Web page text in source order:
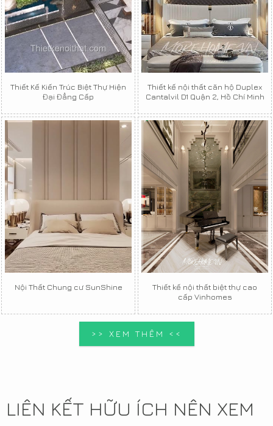
Thiết Kế Kiến Trúc Biệt Thự Hiện
Đại Đẳng Cấp
Thiết kế nội thất căn hộ Duplex
Cantalvil D1 Quận 2, Hồ Chí Minh
Nội Thất Chung cư SunShine
Thiết kế nội thất biệt thự cao
cấp Vinhomes
>> XEM THÊM <<
LIÊN KẾT HỮU ÍCH NÊN XEM